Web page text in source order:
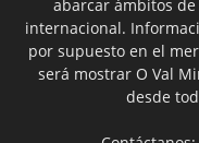
abarcar ámbitos
internacional.
por supuesto en el
será mostrar O Val
desde